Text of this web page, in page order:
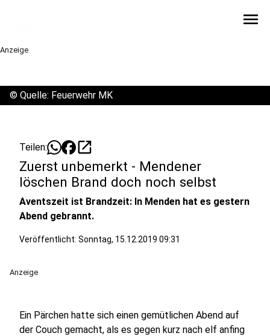
menu
Anzeige
© Quelle: Feuerwehr MK
Teilen: open_in_new
Zuerst unbemerkt - Mendener
löschen Brand doch noch selbst
Aventszeit ist Brandzeit: In Menden hat es gestern
Abend gebrannt.
Veröffentlicht: Sonntag, 15.12.2019 09:31
Anzeige
Ein Pärchen hatte sich einen gemütlichen Abend auf
der Couch gemacht, als es gegen kurz nach elf anfing